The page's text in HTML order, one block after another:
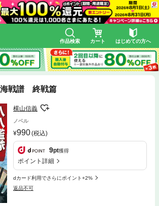
作品検索 カート はじめての方へ
海戦譜 終戦篇
横山信義
ノベル
990(税込)
9pt獲得
ポイント詳細
dカード利用でさらにポイント+2%
返品不可